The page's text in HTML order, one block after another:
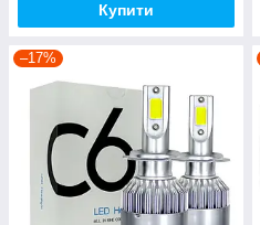
Купити
–17%